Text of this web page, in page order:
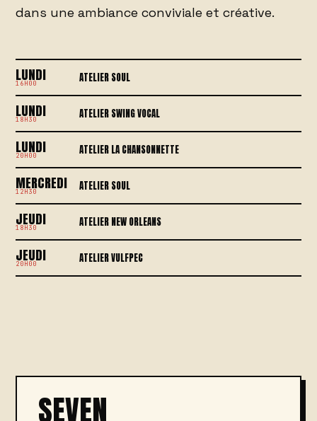
dans une ambiance conviviale et créative.
LUNDI
16H00 ATELIER SOUL
LUNDI
18H30 ATELIER SWING VOCAL
LUNDI
20H00 ATELIER LA CHANSONNETTE
MERCREDI
12H30 ATELIER SOUL
JEUDI
18H30 ATELIER NEW ORLEANS
JEUDI
20H00 ATELIER VULFPEC
SEVEN